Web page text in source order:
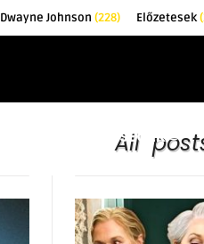
Dwayne Johnson (228) Előzetesek
ÉRDEKESSÉGEK
All